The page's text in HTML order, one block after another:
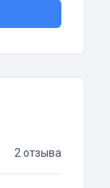
2 отзыва